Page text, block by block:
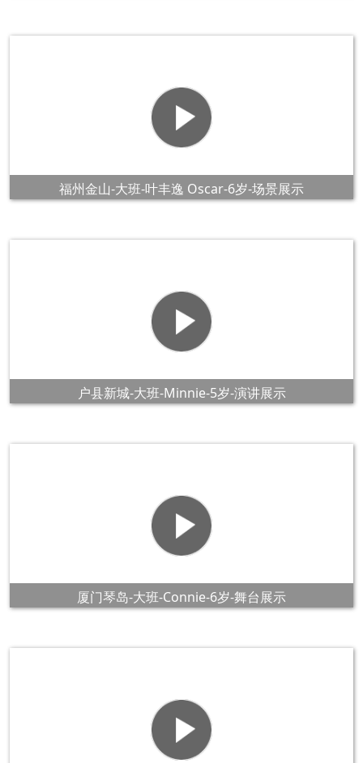
福州金山-大班-叶丰逸 Oscar-6岁-场景展示
户县新城-大班-Minnie-5岁-演讲展示
厦门琴岛-大班-Connie-6岁-舞台展示